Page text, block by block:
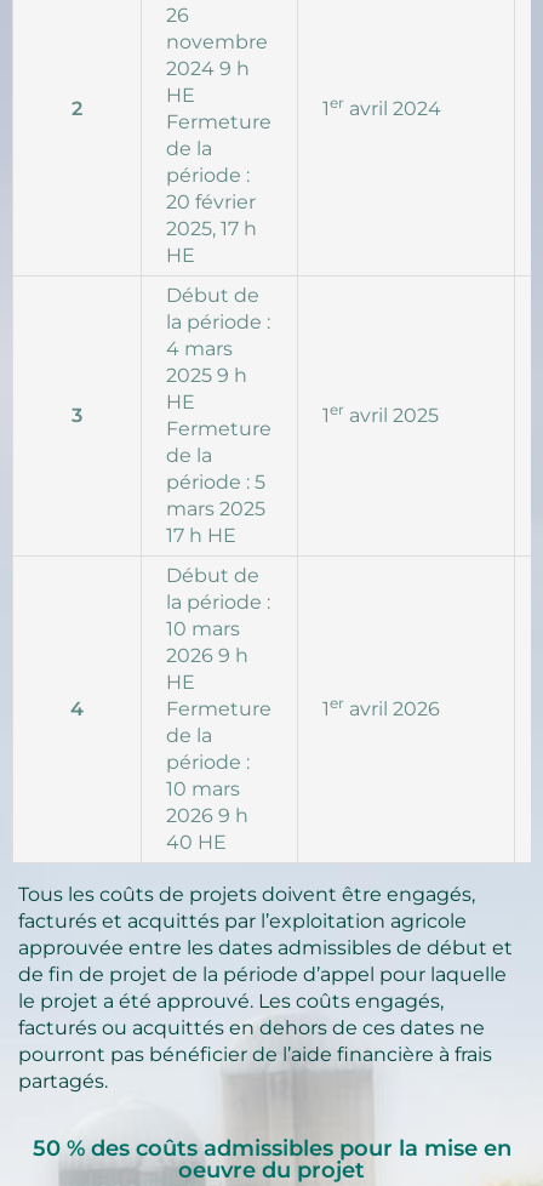
2
26
novembre
2024 9 h
HE
Fermeture
de la
période :
20 février
2025, 17 h
HE
1er avril 2024
3
Début de
la période :
4 mars
2025 9 h
HE
Fermeture
de la
période : 5
mars 2025
17 h HE
1er avril 2025
4
Début de
la période :
10 mars
2026 9 h
HE
Fermeture
de la
période :
10 mars
2026 9 h
40 HE
1er avril 2026
Tous les coûts de projets doivent être engagés,
facturés et acquittés par l’exploitation agricole
approuvée entre les dates admissibles de début et
de fin de projet de la période d’appel pour laquelle
le projet a été approuvé. Les coûts engagés,
facturés ou acquittés en dehors de ces dates ne
pourront pas bénéficier de l’aide financière à frais
partagés.
50 % des coûts admissibles pour la mise en
oeuvre du projet